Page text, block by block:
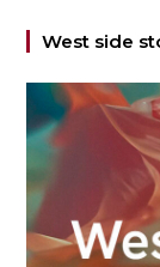
West side